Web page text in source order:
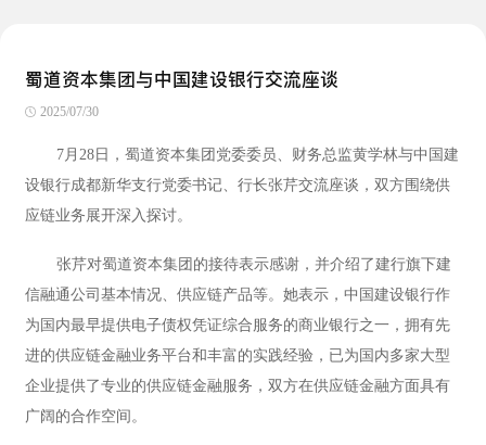
蜀道资本集团与中国建设银行交流座谈
2025/07/30
7月28日，蜀道资本集团党委委员、财务总监黄学林与中国建
设银行成都新华支行党委书记、行长张芹交流座谈，双方围绕供
应链业务展开深入探讨。
张芹对蜀道资本集团的接待表示感谢，并介绍了建行旗下建
信融通公司基本情况、供应链产品等。她表示，中国建设银行作
为国内最早提供电子债权凭证综合服务的商业银行之一，拥有先
进的供应链金融业务平台和丰富的实践经验，已为国内多家大型
企业提供了专业的供应链金融服务，双方在供应链金融方面具有
广阔的合作空间。